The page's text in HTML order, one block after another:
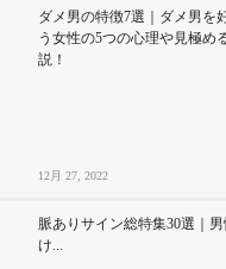
ダメ男の特徴7選｜ダメ男を
う女性の5つの心理や見極め
説！
12月 27, 2022
脈ありサイン総特集30選｜
け...